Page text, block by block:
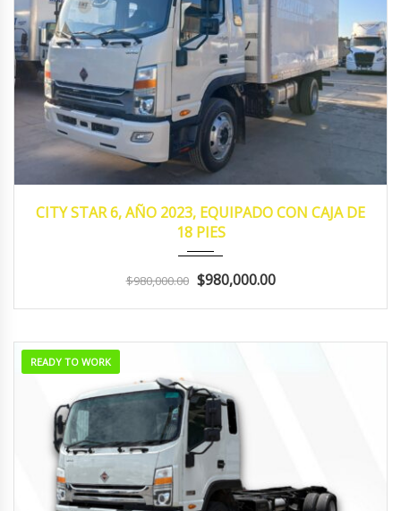
CITY STAR 6, AÑO 2023, EQUIPADO CON CAJA DE
18 PIES
$980,000.00 $980,000.00
READY TO WORK